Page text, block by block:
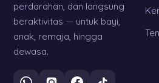
perdarahan, dan langsung
beraktivitas — untuk bayi,
anak, remaja, hingga
dewasa.